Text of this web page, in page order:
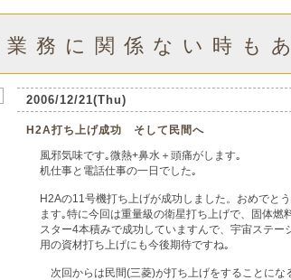
務に関係ない時も
2006/12/21(Thu)
H2A打ち上げ成功 そして民間へ
風邪気味です｡微熱+鼻水＋頭痛がします｡
机仕事と電話仕事の一日でした｡
H2Aの11号機打ち上げが成功しました。おめでと
ます｡特に今回は重量級の衛星打ち上げで、固体燃
スター4本積みで成功していますんで、宇宙ステー
用の資材打ち上げにも今後期待ですね｡
次回からは民間(三菱)が打ち上げをすることにな